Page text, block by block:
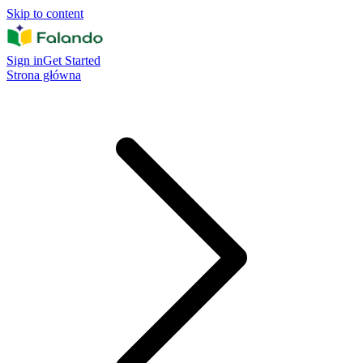
Skip to content
Sign inGet Started
Strona główna